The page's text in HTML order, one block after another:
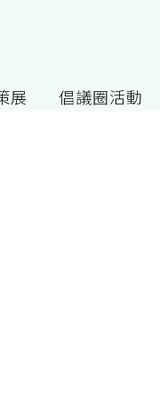
展 倡議圈活動